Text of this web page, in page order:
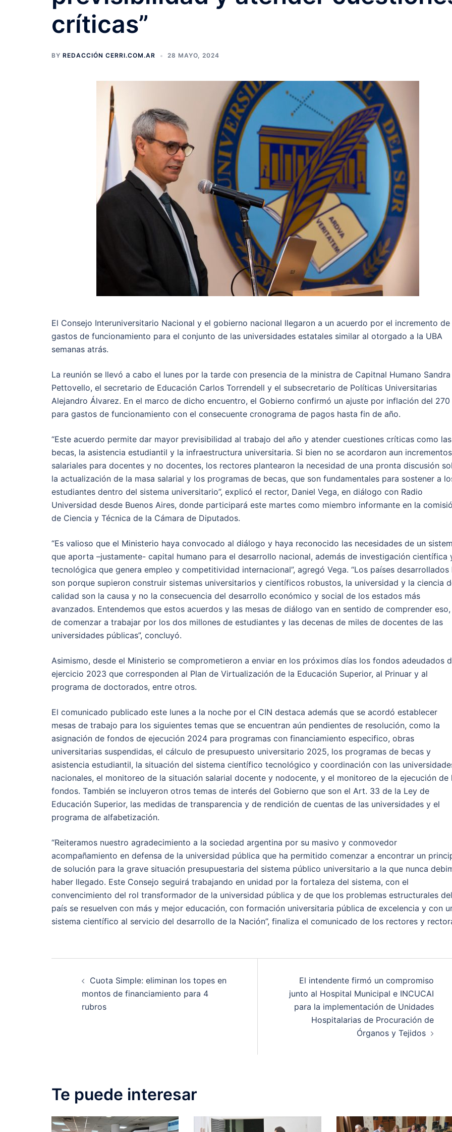
críticas”
BY REDACCIÓN CERRI.COM.AR 28 MAYO, 2024
El Consejo Interuniversitario Nacional y el gobierno nacional llegaron a un acuerdo por el incremento de
gastos de funcionamiento para el conjunto de las universidades estatales similar al otorgado a la UBA
semanas atrás.
La reunión se llevó a cabo el lunes por la tarde con presencia de la ministra de Capitnal Humano Sandra
Pettovello, el secretario de Educación Carlos Torrendell y el subsecretario de Políticas Universitarias
Alejandro Álvarez. En el marco de dicho encuentro, el Gobierno confirmó un ajuste por inflación del 270
para gastos de funcionamiento con el consecuente cronograma de pagos hasta fin de año.
“Este acuerdo permite dar mayor previsibilidad al trabajo del año y atender cuestiones críticas como las
becas, la asistencia estudiantil y la infraestructura universitaria. Si bien no se acordaron aun incrementos
salariales para docentes y no docentes, los rectores plantearon la necesidad de una pronta discusión
la actualización de la masa salarial y los programas de becas, que son fundamentales para sostener a
estudiantes dentro del sistema universitario”, explicó el rector, Daniel Vega, en diálogo con Radio
Universidad desde Buenos Aires, donde participará este martes como miembro informante en la
de Ciencia y Técnica de la Cámara de Diputados.
“Es valioso que el Ministerio haya convocado al diálogo y haya reconocido las necesidades de un
que aporta –justamente- capital humano para el desarrollo nacional, además de investigación científica
tecnológica que genera empleo y competitividad internacional”, agregó Vega. “Los países desarrollados
son porque supieron construir sistemas universitarios y científicos robustos, la universidad y la ciencia
calidad son la causa y no la consecuencia del desarrollo económico y social de los estados más
avanzados. Entendemos que estos acuerdos y las mesas de diálogo van en sentido de comprender
de comenzar a trabajar por los dos millones de estudiantes y las decenas de miles de docentes de las
universidades públicas”, concluyó.
Asimismo, desde el Ministerio se comprometieron a enviar en los próximos días los fondos adeudados
ejercicio 2023 que corresponden al Plan de Virtualización de la Educación Superior, al Prinuar y al
programa de doctorados, entre otros.
El comunicado publicado este lunes a la noche por el CIN destaca además que se acordó establecer
mesas de trabajo para los siguientes temas que se encuentran aún pendientes de resolución, como la
asignación de fondos de ejecución 2024 para programas con financiamiento especifico, obras
universitarias suspendidas, el cálculo de presupuesto universitario 2025, los programas de becas y
asistencia estudiantil, la situación del sistema científico tecnológico y coordinación con las
nacionales, el monitoreo de la situación salarial docente y nodocente, y el monitoreo de la ejecución de
fondos. También se incluyeron otros temas de interés del Gobierno que son el Art. 33 de la Ley de
Educación Superior, las medidas de transparencia y de rendición de cuentas de las universidades y el
programa de alfabetización.
“Reiteramos nuestro agradecimiento a la sociedad argentina por su masivo y conmovedor
acompañamiento en defensa de la universidad pública que ha permitido comenzar a encontrar un
de solución para la grave situación presupuestaria del sistema público universitario a la que nunca
haber llegado. Este Consejo seguirá trabajando en unidad por la fortaleza del sistema, con el
convencimiento del rol transformador de la universidad pública y de que los problemas estructurales del
país se resuelven con más y mejor educación, con formación universitaria pública de excelencia y con
sistema científico al servicio del desarrollo de la Nación”, finaliza el comunicado de los rectores y
navigation
Cuota Simple: eliminan los topes en
montos de financiamiento para 4
rubros
El intendente firmó un compromiso
junto al Hospital Municipal e INCUCAI
para la implementación de Unidades
Hospitalarias de Procuración de
Órganos y Tejidos
Te puede interesar